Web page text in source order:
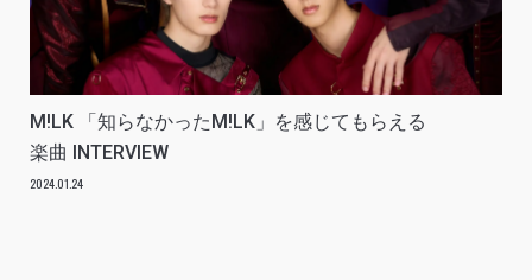
M!LK 「知らなかったM!LK」を感じてもらえる
楽曲 INTERVIEW
2024.01.24